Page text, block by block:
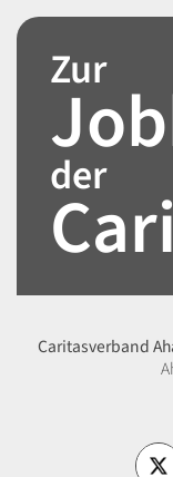
Zur
der
Caritasverband